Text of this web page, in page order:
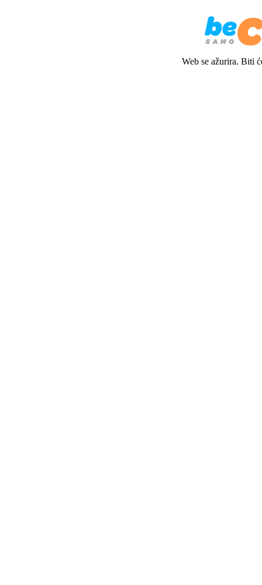
Web se ažurira. Biti